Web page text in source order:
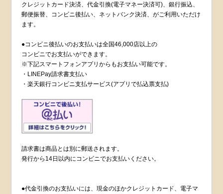
クレジットカード決済、代金引換(電子マネー決済可)、銀行振込、
郵便振替、コンビニ後払い、ネットバンク決済、がご利用いただけ
ます。
●コンビニ後払いのお支払いは全国46,000店以上の
コンビニでお支払いができます。
※下記スマートフォンアプリからもお支払い可能です。
・LINEPay請求書支払い
・楽天銀行コンビニ支払サービス(アプリで払込票支払)
請求書は商品とは別に郵送されます。
発行から14日以内にコンビニでお支払いください。
●代金引換のお支払いには、現金のほかクレジットカード、電子マ